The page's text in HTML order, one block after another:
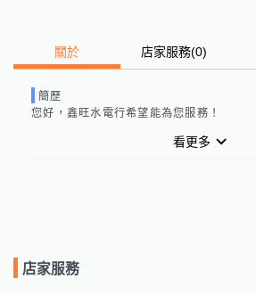
關於 店家服務(0)
簡歷
您好， 鑫旺水電行希望能為您服務！
看更多
店家服務